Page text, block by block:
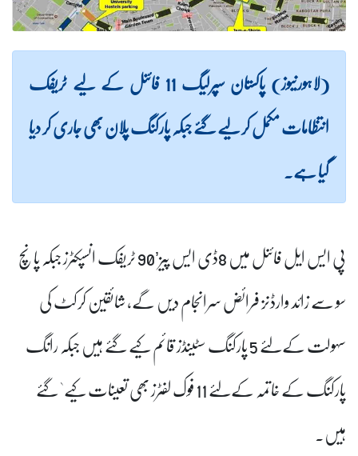
(لاہورنیوز) پاکستان سپرلیگ 11 فائنل کے لیے ٹریفک
انتظامات مکمل کر لیے گئے جبکہ پارکنگ پلان بھی جاری کر دیا
گیا ہے۔
پی ایس ایل فائنل میں 8ڈی ایس پیز’90 ٹریفک انسپکٹرز جبکہ پانچ
سو سے زائد وارڈنز فرائض سرانجام دیں گے، شائقین کرکٹ کی
سہولت کےلئے 5 پارکنگ سٹینڈز قائم کیے گئے ہیں جبکہ رانگ
پارکنگ کے خاتمہ کےلئے 11 فوک لفٹرز بھی تعینات کیے` گئے
ہیں۔